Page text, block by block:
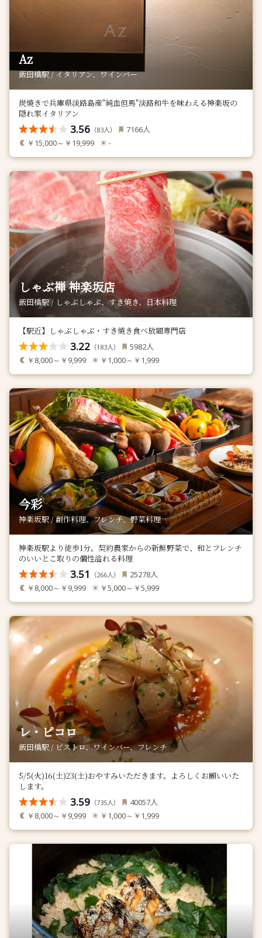
Az
飯田橋駅 / イタリアン、ワインバー
炭焼きで兵庫県淡路島産"純血但馬"淡路和牛を味わえる神楽坂の
隠れ家イタリアン
3.56 （83人） 7166人
￥15,000～￥19,999 -
しゃぶ禅 神楽坂店
飯田橋駅 / しゃぶしゃぶ、すき焼き、日本料理
【駅近】しゃぶしゃぶ・すき焼き食べ放題専門店
3.22 （183人） 5982人
￥8,000～￥9,999 ￥1,000～￥1,999
今彩
神楽坂駅 / 創作料理、フレンチ、野菜料理
神楽坂駅より徒歩1分。契約農家からの新鮮野菜で、和とフレンチ
のいいとこ取りの個性溢れる料理
3.51 （266人） 25278人
￥8,000～￥9,999 ￥5,000～￥5,999
レ・ピコロ
飯田橋駅 / ビストロ、ワインバー、フレンチ
5/5(火)16(土)23(土)おやすみいただきます。よろしくお願いいた
します。
3.59 （735人） 40057人
￥8,000～￥9,999 ￥1,000～￥1,999